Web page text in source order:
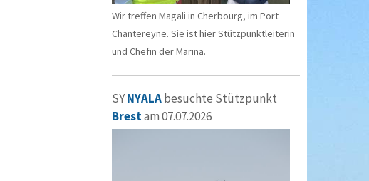
Wir treffen Magali in Cherbourg, im Port
Chantereyne. Sie ist hier Stützpunktleiterin
und Chefin der Marina.
SYNYALAbesuchte Stützpunkt
Brestam 07.07.2026